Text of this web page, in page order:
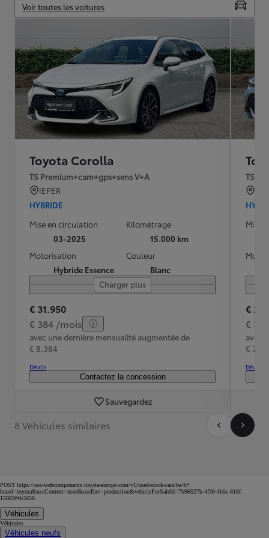
Voir toutes les voitures
Toyota Corolla
TS Premium+cam+gps+sens V+A
IEPER
HYBRIDE
Mise en circulation
03-2025
Kilométrage
15.000 km
Motorisation
Hybride Essence
Couleur
Blanc
Charger plus
€ 31.950
€ 384 /mois
avec une dernière mensualité augmentée de
€ 8.384
Détails
Contactez la concession
Sauvegardez
TS
Mise
€
€
avec
€
Détails
8 Véhicules similaires
POST https://usc-webcomponents.toyota-europe.com/v1/used-stock-cars/be/fr?
brand=toyota&uscContext=used&uscEnv=production&vehicleForSaleId=7b96527b-4f39-4b5c-818f-
15869f4b3656
Véhicules
Véhicules
Véhicules neufs